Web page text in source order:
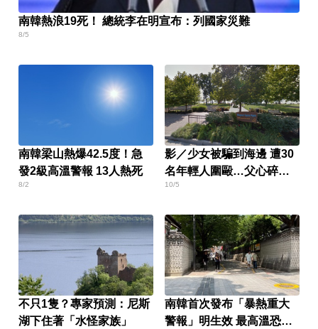
南韓熱浪19死！ 總統李在明宣布：列國家災難
8/5
南韓梁山熱爆42.5度！急
發2級高溫警報 13人熱死
8/2
影／少女被騙到海邊 遭30
名年輕人圍毆…父心碎發
聲
10/5
不只1隻？專家預測：尼斯
湖下住著「水怪家族」
南韓首次發布「暴熱重大
警報」明生效 最高溫恐飆